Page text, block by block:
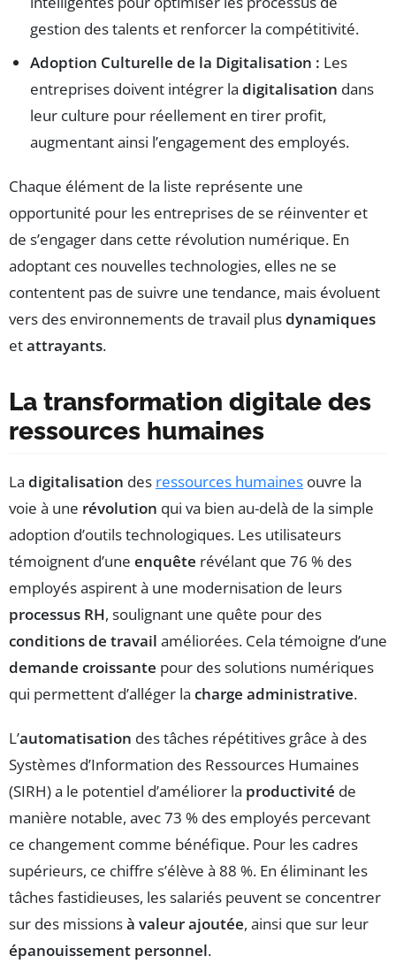
gestion des talents et renforcer la compétitivité.
Adoption Culturelle de la Digitalisation : Les
entreprises doivent intégrer la digitalisation dans
leur culture pour réellement en tirer profit,
augmentant ainsi l’engagement des employés.
Chaque élément de la liste représente une
opportunité pour les entreprises de se réinventer et
de s’engager dans cette révolution numérique. En
adoptant ces nouvelles technologies, elles ne se
contentent pas de suivre une tendance, mais évoluent
vers des environnements de travail plusdynamiques
etattrayants.
La transformation digitale des
ressources humaines
La digitalisation des ressources humaines ouvre la
voie à une révolution qui va bien au-delà de la simple
adoption d’outils technologiques. Les utilisateurs
témoignent d’une enquête révélant que 76 % des
employés aspirent à une modernisation de leurs
processus RH, soulignant une quête pour des
conditions de travail améliorées. Cela témoigne d’une
demande croissante pour des solutions numériques
qui permettent d’alléger la charge administrative.
L’automatisation des tâches répétitives grâce à des
Systèmes d’Information des Ressources Humaines
(SIRH) a le potentiel d’améliorer la productivité de
manière notable, avec 73 % des employés percevant
ce changement comme bénéfique. Pour les cadres
supérieurs, ce chiffre s’élève à 88 %. En éliminant les
tâches fastidieuses, les salariés peuvent se concentrer
sur des missionsà valeur ajoutée, ainsi que sur leur
épanouissement personnel.